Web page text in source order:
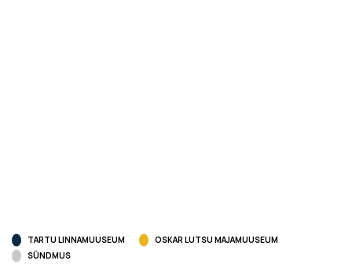
TARTU LINNAMUUSEUM
OSKAR LUTSU MAJAMUUSEUM
SÜNDMUS